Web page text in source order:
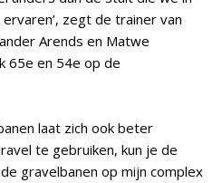
zegt de trainer van
Arends en Matwe
65e en 54e op de
laat zich ook beter
te gebruiken, kun je de
gravelbanen op mijn complex